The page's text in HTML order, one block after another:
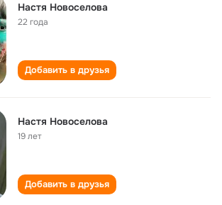
Настя Новоселова
22 года
Добавить в друзья
Настя Новоселова
19 лет
Добавить в друзья